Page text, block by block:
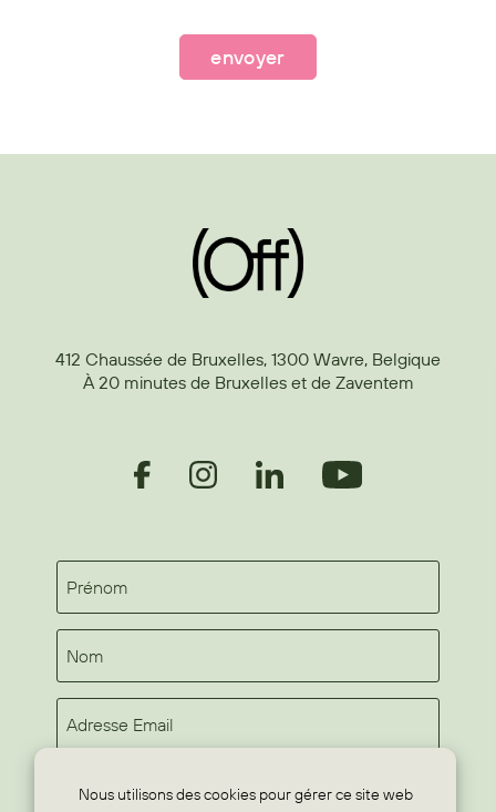
envoyer
412 Chaussée de Bruxelles, 1300 Wavre, Belgique
À 20 minutes de Bruxelles et de Zaventem
s'inscrire à la newsletter
Nous utilisons des cookies pour gérer ce site web